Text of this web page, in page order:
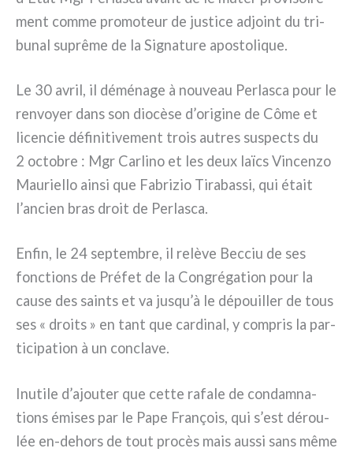
ment com­me pro­mo­teur de justi­ce adjoint du tri­
bu­nal suprê­me de la Signature apo­sto­li­que.
Le 30 avril, il démé­na­ge à nou­veau Perlasca pour le
ren­voyer dans son dio­cè­se d’origine de Côme et
licen­cie défi­ni­ti­ve­ment trois autres suspec­ts du
2 octo­bre : Mgr Carlino et les deux laïcs Vincenzo
Mauriello ain­si que Fabrizio Tirabassi, qui était
l’ancien bras droit de Perlasca.
Enfin, le 24 sep­tem­bre, il relè­ve Becciu de ses
fonc­tions de Préfet de la Congrégation pour la
cau­se des sain­ts et va jusqu’à le dépouil­ler de tous
ses « droi­ts » en tant que car­di­nal, y com­pris la par­
ti­ci­pa­tion à un con­cla­ve.
Inutile d’ajouter que cet­te rafa­le de con­dam­na­
tions émi­ses par le Pape François, qui s’est dérou­
lée en-dehors de tout pro­cès mais aus­si sans même